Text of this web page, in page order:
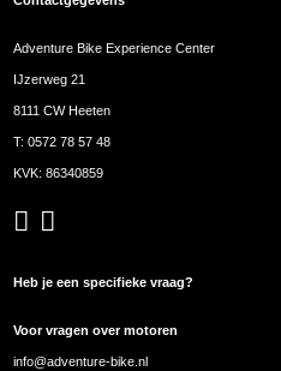
Adventure Bike Experience Center
IJzerweg 21
8111 CW Heeten
T:0572 78 57 48
KVK: 86340859
Heb je een specifieke vraag?
Voor vragen over motoren
info@adventure-bike.nl